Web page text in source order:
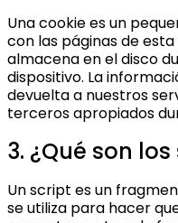
Una cookie es un
con las páginas de
almacena en el disco
dispositivo. La
devuelta a nuestros
terceros apropiados
3. ¿Qué son
Un script es un
se utiliza para hacer